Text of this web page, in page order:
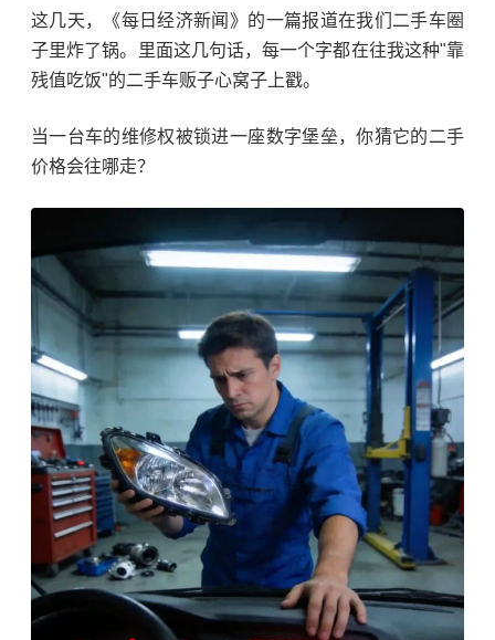
这几天，《每日经济新闻》的一篇报道在我们二手车圈
子里炸了锅。里面这几句话，每一个字都在往我这种"靠
残值吃饭"的二手车贩子心窝子上戳。
当一台车的维修权被锁进一座数字堡垒，你猜它的二手
价格会往哪走？